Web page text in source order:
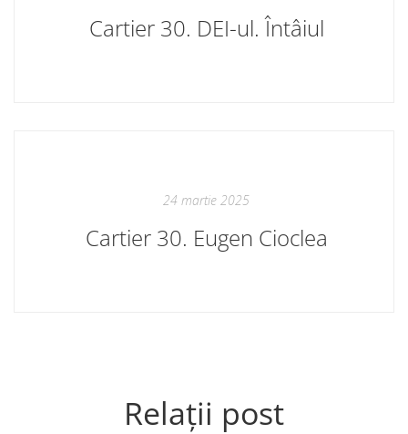
Cartier 30. DEI-ul. Întâiul
24 martie 2025
Cartier 30. Eugen Cioclea
Relații post